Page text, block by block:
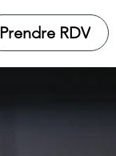
Prendre RDV